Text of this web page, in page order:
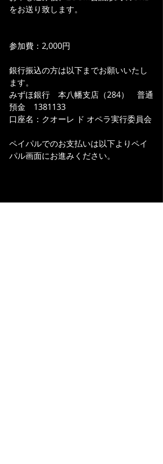
をお送り致します。
参加費：2,000円
銀行振込の方は以下までお願いいたし
ます。
みずほ銀行　本八幡支店（284）　普通
預金　1381133
口座名：クオーレ ド オペラ実行委員会
ペイパルでのお支払いは以下よりペイ
パル画面にお進みください。